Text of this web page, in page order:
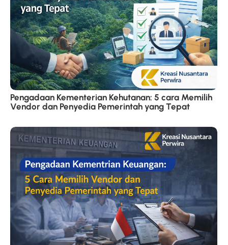
Pengadaan Kementerian Kehutanan: 5 cara Memilih
Vendor dan Penyedia Pemerintah yang Tepat